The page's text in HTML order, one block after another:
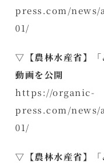
press.com/news/
01/
▽【農林水産省】「
動画を公開
https://organic-
press.com/news/
01/
▽【農林水産省】「